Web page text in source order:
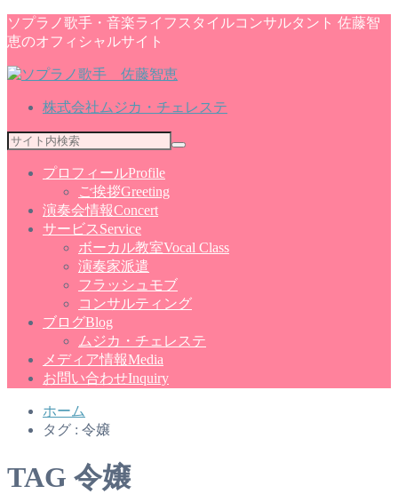
ソプラノ歌手・音楽ライフスタイルコンサルタント 佐藤智
恵のオフィシャルサイト
株式会社ムジカ・チェレステ
プロフィールProfile
ご挨拶Greeting
演奏会情報Concert
サービス Service
ボーカル教室Vocal Class
演奏家派遣
フラッシュモブ
コンサルティング
ブログBlog
ムジカ・チェレステ
メディア情報Media
お問い合わせInquiry
ホーム
タグ : 令嬢
TAG 令嬢